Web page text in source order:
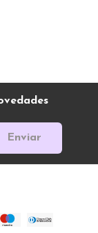
Enviar